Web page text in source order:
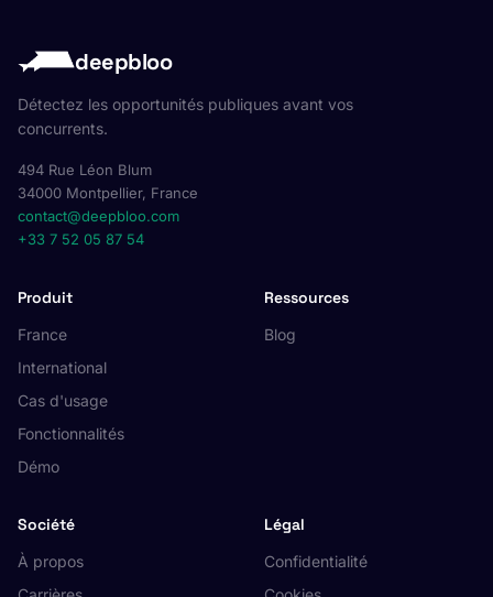
deepbloo
Détectez les opportunités publiques avant vos
concurrents.
494 Rue Léon Blum
34000 Montpellier, France
contact@deepbloo.com
+33 7 52 05 87 54
Produit
France
International
Cas d'usage
Fonctionnalités
Démo
Ressources
Blog
Société
À propos
Légal
Confidentialité